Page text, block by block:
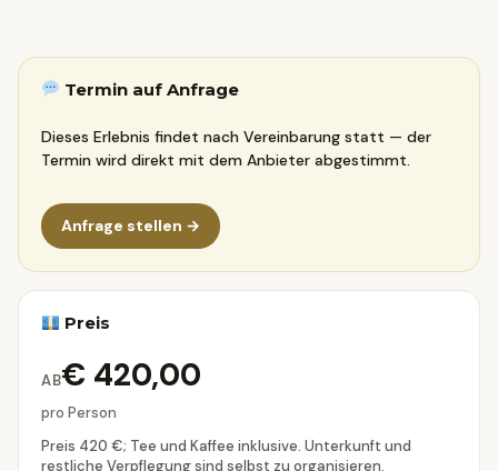
Termin auf Anfrage
Dieses Erlebnis findet nach Vereinbarung statt — der
Termin wird direkt mit dem Anbieter abgestimmt.
Anfrage stellen →
Preis
AB€ 420,00
pro Person
Preis 420 €; Tee und Kaffee inklusive. Unterkunft und
restliche Verpflegung sind selbst zu organisieren.